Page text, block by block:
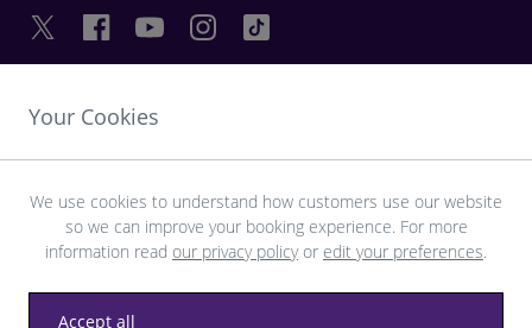
友情链接
探索希思罗机场
Your Cookies
We use cookies to understand how customers use our website
so we can improve your booking experience. For more
information read our privacy policyor edit your preferences.
Accept all